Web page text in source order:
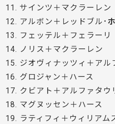
11. サインツ＋マクラーレン
12. アルボン＋レッドブル･
13. フェッテル＋フェラーリ
14. ノリス＋マクラーレン
15. ジオヴィナッツィ＋アル
16. グロジャン＋ハース
17. クビアト＋アルファタウ
18. マグヌッセン＋ハース
19. ラティフィ＋ウィリアム